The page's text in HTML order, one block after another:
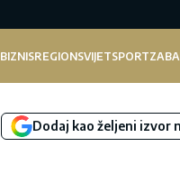
BIZNISREGIONSVIJETSPORT
Dodaj kao željeni izvor